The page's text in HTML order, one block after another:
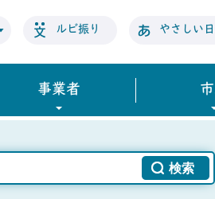
ルビ振り やさしい
事業者